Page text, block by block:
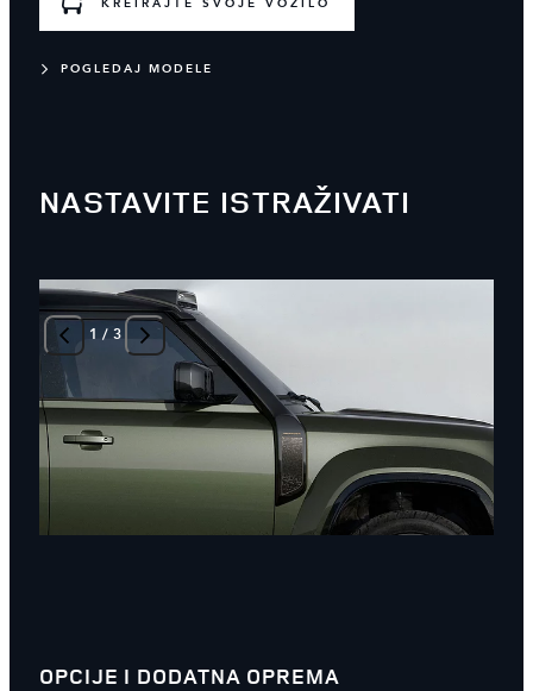
KREIRAJTE SVOJE VOZILO
POGLEDAJ MODELE
NASTAVITE ISTRAŽIVATI
1 / 3
OPCIJE I DODATNA OPREMA